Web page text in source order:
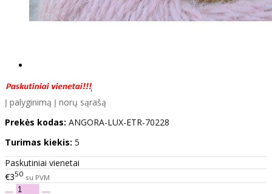
Į palyginimą Į norų sąrašą
Prekės kodas: ANGORA-LUX-ETR-70228
Turimas kiekis: 5
Paskutiniai vienetai
€350 su PVM